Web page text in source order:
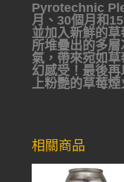
Pyrotechnic
月、30個月和15
並加入新鮮的草
所堆疊出的多
氣，帶來宛如
幻感受！最後再
上粉艷的草莓煙
相關商品